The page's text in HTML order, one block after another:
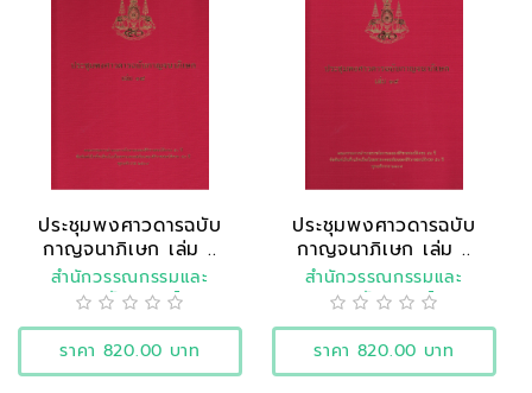
ประชุมพงศาวดารฉบับ
กาญจนาภิเษก เล่ม ..
สำนักวรรณกรรมและ
ประวัติศาสตร์
ราคา 820.00 บาท
ประชุมพงศาวดารฉบับ
กาญจนาภิเษก เล่ม ..
สำนักวรรณกรรมและ
ประวัติศาสตร์
ราคา 820.00 บาท